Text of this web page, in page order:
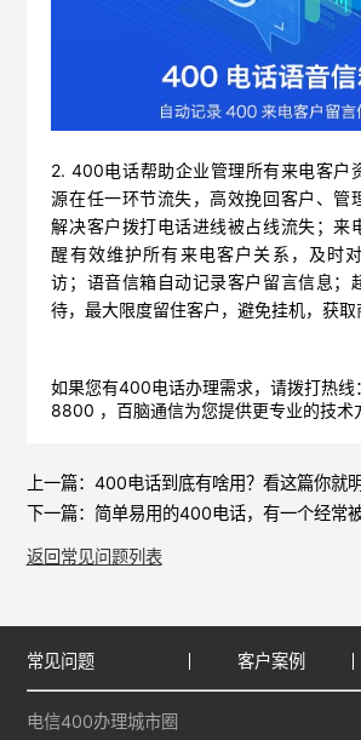
2. 400电话帮助企业管理所有来电客户
源在任一环节流失，高效挽回客户、管
解决客户拨打电话进线被占线流失；来
醒有效维护所有来电客户关系，及时
访；语音信箱自动记录客户留言信息；
待，最大限度留住客户，避免挂机，获取
如果您有400电话办理需求，请拨打热
8800 ，百脑通信为您提供更专业的技术
上一篇： 400电话到底有啥用？看这篇你就
下一篇： 简单易用的400电话，有一个经常
返回常见问题列表
常见问题 客户案例
电信400办理城市圈